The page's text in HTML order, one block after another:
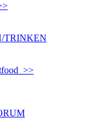
TRINKEN
>>